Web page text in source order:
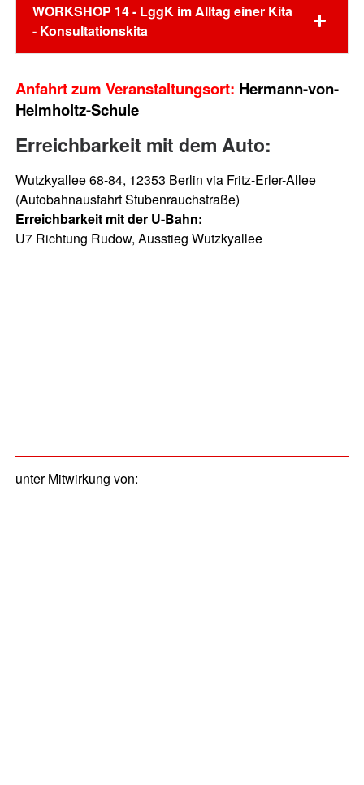
WORKSHOP 14 - LggK im Alltag einer Kita
- Konsultationskita
Anfahrt zum Veranstaltungsort: Hermann-von-
Helmholtz-Schule
Erreichbarkeit mit dem Auto:
Wutzkyallee 68-84, 12353 Berlin via Fritz-Erler-Allee
(Autobahnausfahrt Stubenrauchstraße)
Erreichbarkeit mit der U-Bahn:
U7 Richtung Rudow, Ausstieg Wutzkyallee
unter Mitwirkung von: